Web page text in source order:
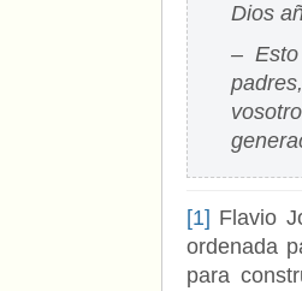
Dios
–
[1] Flavio
ordenada
para